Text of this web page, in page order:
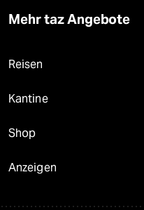
Mehr taz Angebote
Reisen
Kantine
Shop
Anzeigen